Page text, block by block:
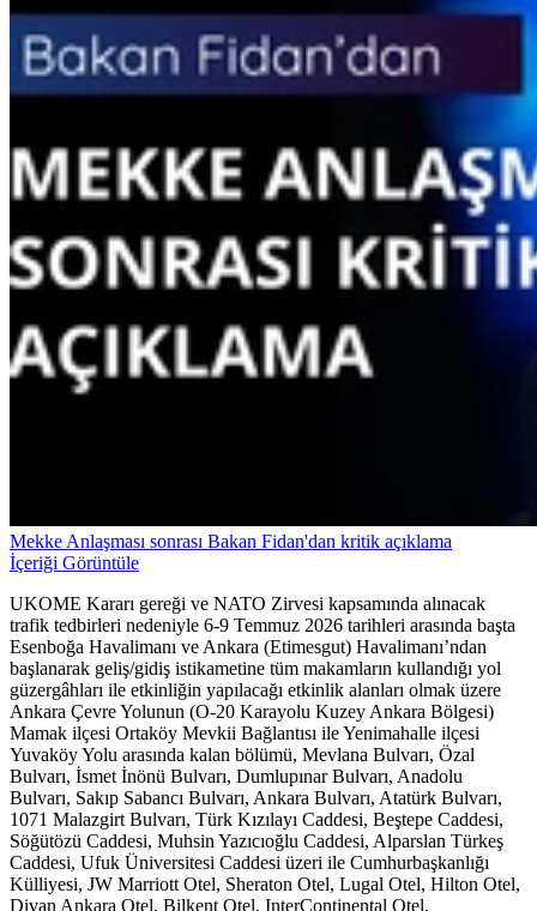
Mekke Anlaşması sonrası Bakan Fidan'dan kritik açıklama
İçeriği Görüntüle
UKOME Kararı gereği ve NATO Zirvesi kapsamında alınacak
trafik tedbirleri nedeniyle 6-9 Temmuz 2026 tarihleri arasında başta
Esenboğa Havalimanı ve Ankara (Etimesgut) Havalimanı’ndan
başlanarak geliş/gidiş istikametine tüm makamların kullandığı yol
güzergâhları ile etkinliğin yapılacağı etkinlik alanları olmak üzere
Ankara Çevre Yolunun (O-20 Karayolu Kuzey Ankara Bölgesi)
Mamak ilçesi Ortaköy Mevkii Bağlantısı ile Yenimahalle ilçesi
Yuvaköy Yolu arasında kalan bölümü, Mevlana Bulvarı, Özal
Bulvarı, İsmet İnönü Bulvarı, Dumlupınar Bulvarı, Anadolu
Bulvarı, Sakıp Sabancı Bulvarı, Ankara Bulvarı, Atatürk Bulvarı,
1071 Malazgirt Bulvarı, Türk Kızılayı Caddesi, Beştepe Caddesi,
Söğütözü Caddesi, Muhsin Yazıcıoğlu Caddesi, Alparslan Türkeş
Caddesi, Ufuk Üniversitesi Caddesi üzeri ile Cumhurbaşkanlığı
Külliyesi, JW Marriott Otel, Sheraton Otel, Lugal Otel, Hilton Otel,
Divan Ankara Otel, Bilkent Otel, InterContinental Otel,